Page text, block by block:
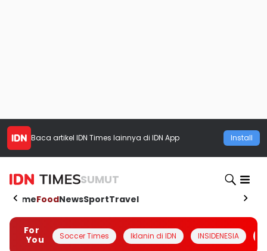
Baca artikel IDN Times lainnya di IDN App Install
SUMUT
HomeFoodNewsSportTravel
For
You
Soccer Times Iklanin di IDN INSIDENESIA